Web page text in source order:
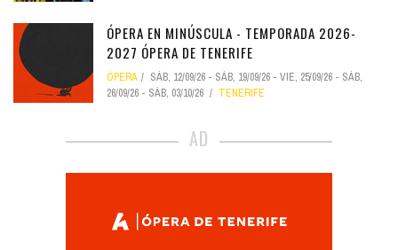
ÓPERA EN MINÚSCULA - TEMPORADA 2026-
2027 ÓPERA DE TENERIFE
ÓPERA SÁB, 12/09/26 - SÁB, 19/09/26 - VIE, 25/09/26 - SÁB,
26/09/26 - SÁB, 03/10/26 TENERIFE
AD